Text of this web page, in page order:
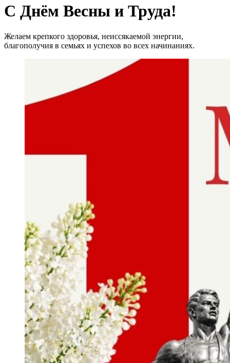
С Днём Весны и Труда!
Желаем крепкого здоровья, неиссякаемой энергии,
благополучия в семьях и успехов во всех начинаниях.